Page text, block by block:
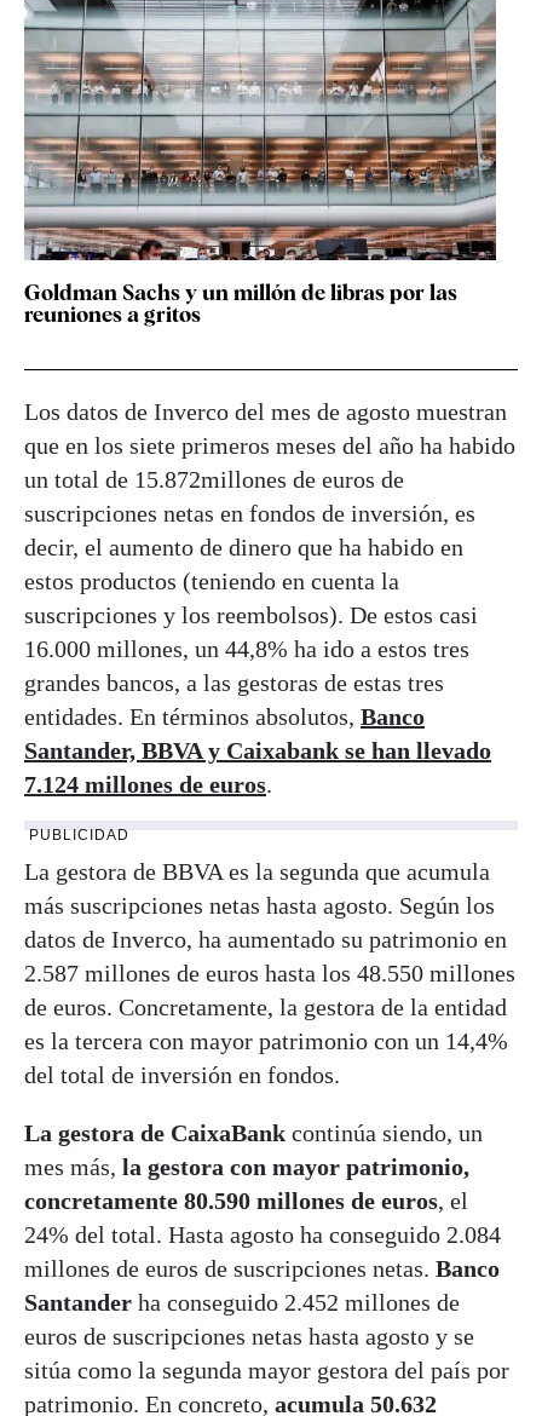
Goldman Sachs y un millón de libras por las
reuniones a gritos
Los datos de Inverco del mes de agosto muestran
que en los siete primeros meses del año ha habido
un total de 15.872millones de euros de
suscripciones netas en fondos de inversión, es
decir, el aumento de dinero que ha habido en
estos productos (teniendo en cuenta la
suscripciones y los reembolsos). De estos casi
16.000 millones, un 44,8% ha ido a estos tres
grandes bancos, a las gestoras de estas tres
entidades. En términos absolutos, Banco
Santander, BBVA y Caixabank se han llevado
7.124 millones de euros.
PUBLICIDAD
La gestora de BBVA es la segunda que acumula
más suscripciones netas hasta agosto. Según los
datos de Inverco, ha aumentado su patrimonio en
2.587 millones de euros hasta los 48.550 millones
de euros. Concretamente, la gestora de la entidad
es la tercera con mayor patrimonio con un 14,4%
del total de inversión en fondos.
La gestora de CaixaBank continúa siendo, un
mes más, la gestora con mayor patrimonio,
concretamente 80.590 millones de euros, el
24% del total. Hasta agosto ha conseguido 2.084
millones de euros de suscripciones netas. Banco
Santander ha conseguido 2.452 millones de
euros de suscripciones netas hasta agosto y se
sitúa como la segunda mayor gestora del país por
patrimonio. En concreto, acumula 50.632